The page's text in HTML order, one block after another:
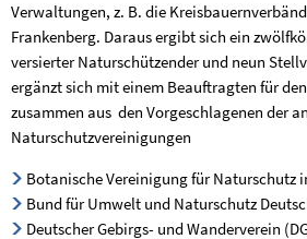
Verwaltungen, z. B. die
Frankenberg. Daraus ergibt sich ein
versierter Naturschützender und neun
ergänzt sich mit einem Beauftragten für
zusammen aus den Vorgeschlagenen der
Naturschutzvereinigungen
Botanische Vereinigung für Naturschutz
Bund für Umwelt und Naturschutz
Deutscher Gebirgs- und Wanderverein